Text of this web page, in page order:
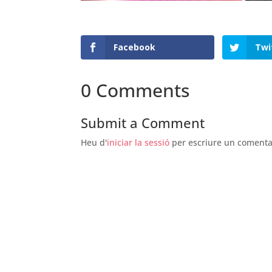
Facebook
0 Comments
Submit a Comment
Heu d'iniciar la sessióper escriure un